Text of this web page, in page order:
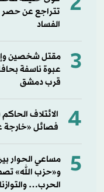
تتراجع عن حصر
الفساد
3
عبوة ناسفة
قرب دمشق
4
الائتلاف
فصائل «خارجة
5
مساعي الحوار
و«حزب الله»
الحرب…